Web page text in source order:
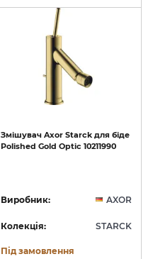
Змішувач Axor Starck для біде
Polished Gold Optic 10211990
Виробник: AXOR
Колекція: STARCK
Під замовлення